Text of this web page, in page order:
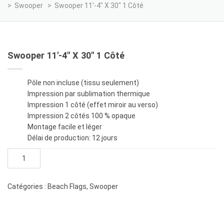
> Swooper > Swooper 11′-4″ X 30″ 1 Côté
Swooper 11′-4″ X 30″ 1 Côté
Pôle non incluse (tissu seulement)
Impression par sublimation thermique
Impression 1 côté (effet miroir au verso)
Impression 2 côtés 100 % opaque
Montage facile et léger
Délai de production: 12 jours
11'-4"
Catégories : Beach Flags, Swooper